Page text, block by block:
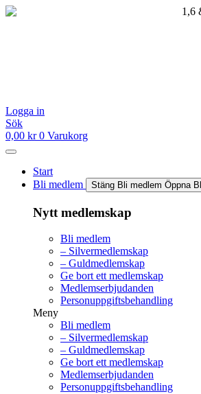
Hoppa
Logga in
Sök
0,00 kr 0 Varukorg
Start
Bli medlem
Stäng Bli medlem Öppna
Nytt medlemskap
Bli medlem
– Silvermedlemskap
– Guldmedlemskap
Ge bort ett medlemskap
Medlemserbjudanden
Personuppgiftsbehandling
Meny
Bli medlem
– Silvermedlemskap
– Guldmedlemskap
Ge bort ett medlemskap
Medlemserbjudanden
Personuppgiftsbehandling